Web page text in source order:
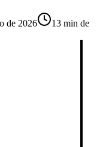
de 2026
13 min de